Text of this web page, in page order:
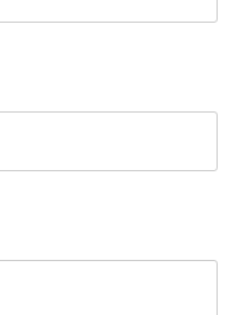
い合わせは
730